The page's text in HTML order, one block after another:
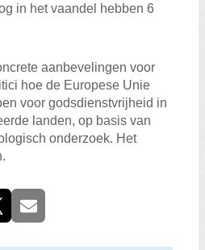
in het vaandel hebben 6
aanbevelingen voor
hoe de Europese Unie
voor godsdienstvrijheid in
landen, op basis van
onderzoek. Het
E-mail